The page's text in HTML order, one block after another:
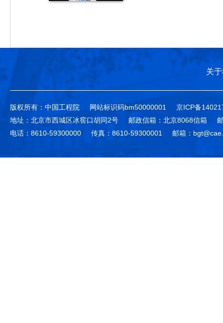
关
版权所有：中国工程院 网站标识码bm50000001
京ICP备
地址：北京市西城区冰窖口胡同2号
邮政信箱：北京8068信箱
电话：8610-59300000
传真：8610-59300001 邮箱：